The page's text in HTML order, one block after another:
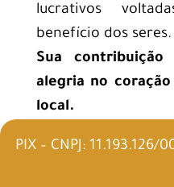
lucrativos
benefício dos seres.
Sua
alegria no
local.
PIX – CNPJ: 11.193.126/